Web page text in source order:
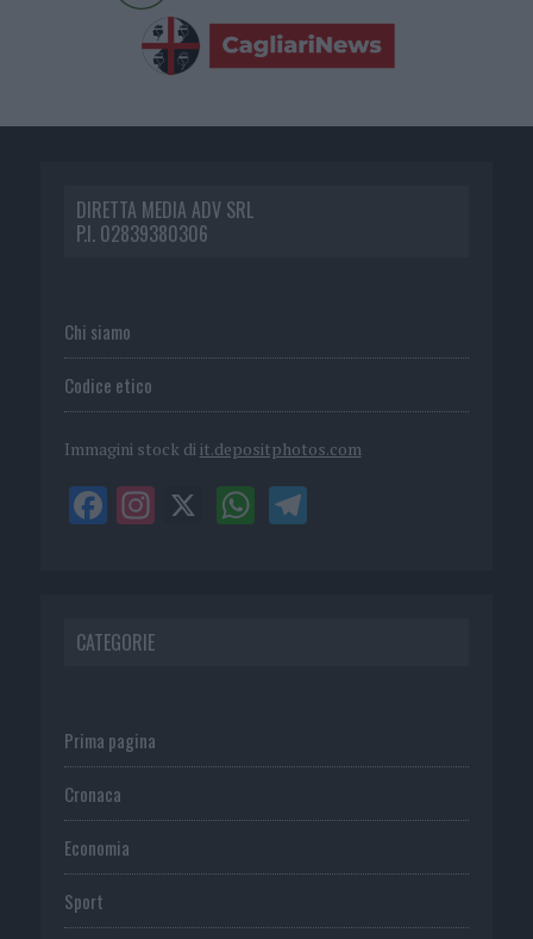
DIRETTA MEDIA ADV SRL
P.I. 02839380306
Chi siamo
Codice etico
Immagini stock di it.depositphotos.com
CATEGORIE
Prima pagina
Cronaca
Economia
Sport